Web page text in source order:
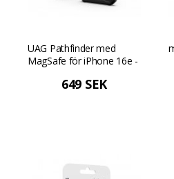
UAG Pathfinder med
MagSafe för iPhone 16e -
649 SEK